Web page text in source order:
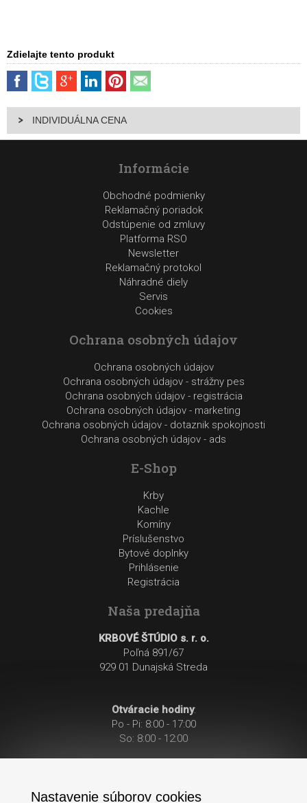
Zdielajte tento produkt
INDIVIDUÁLNA CENA
Informácie
Obchodné podmienky
Reklamačný poriadok
Odstúpenie od zmluvy
Platforma RSO
Newsletter
Reklamačný protokol
Náhradné diely
Servis
Cookies
Ochrana osobných údajov
Ochrana osobných údajov
Ochrana osobných údajov - strážny pes
Ochrana osobných údajov - registrácia
Ochrana osobných údajov - marketing
Ochrana osobných údajov - dotaznik spokojnosti
Ochrana osobných údajov - ads
E-Shop
Krby
Kachle
Komíny
Príslušenstvo
Bytové doplnky
Prihlásenie
Registrácia
Naša predajňa
KRBOVÉ ŠTÚDIO s. r. o.
Poľná 891/67
929 01 Dunajská Streda
Otváracie hodiny:
Po - Pi: 8:00 - 17:00
So: 8:00 - 12:00
Nastavenie súborov cookies